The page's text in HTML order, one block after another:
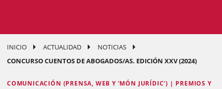
INICIO ACTUALIDAD
NOTICIAS
CONCURSO CUENTOS DE ABOGADOS/AS. EDICIÓN XXV (2024)
COMUNICACIÓN (PRENSA, WEB Y 'MÓN JURÍDIC') | PREMIOS Y